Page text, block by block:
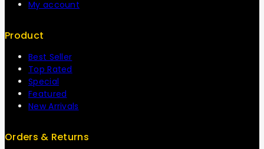
My account
Product
Best Seller
Top Rated
Special
Featured
New Arrivals
Orders & Returns